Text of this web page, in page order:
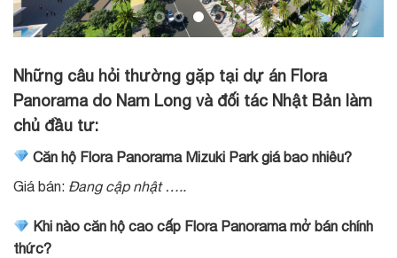
Những câu hỏi thường gặp tại dự án Flora
Panorama do Nam Long và đối tác Nhật Bản làm
chủ đầu tư:
Căn hộ Flora Panorama Mizuki Park giá bao nhiêu?
Giá bán: Đang cập nhật …..
Khi nào căn hộ cao cấp Flora Panorama mở bán chính
thức?